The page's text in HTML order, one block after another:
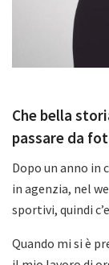
Che bella
passare da
Dopo un anno in
in agenzia, nel
sportivi, quindi
Quando mi si è